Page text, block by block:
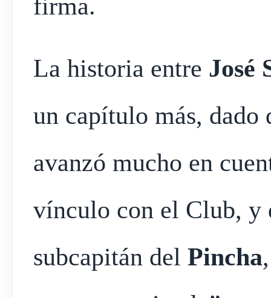
firma.
La historia entre José
un capítulo más, dado
avanzó mucho en
vínculo con el Club, y
subcapitán del Pincha